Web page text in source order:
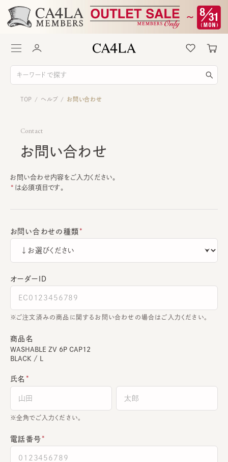
TOP / ヘルプ / お問い合わせ
Contact
お問い合わせ
お問い合わせ内容をご入力ください。
は必須項目です。
お問い合わせの種類
オーダーＩＤ
ご注文済みの商品に関するお問い合わせの場合はご入力ください。
商品名
WASHABLE ZV 6P CAP12
BLACK / L
氏名
全角でご入力ください。
電話番号